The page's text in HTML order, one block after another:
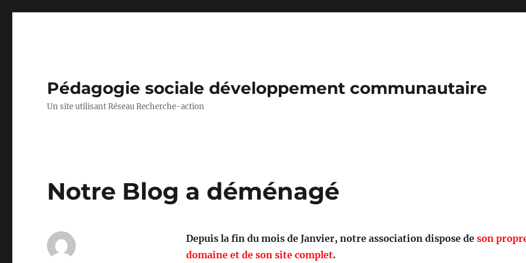
Pédagogie sociale développement communautaire
Un site utilisant Réseau Recherche-action
Notre Blog a déménagé
Depuis la fin du mois de Janvier, notre association dispose de son
domaine et de son site complet.